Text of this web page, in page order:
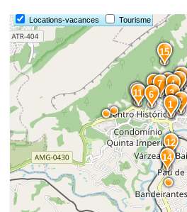
Locations-vacances Tourisme
15
14
13
12
11
10
9 8
7
6
54
3
2
1